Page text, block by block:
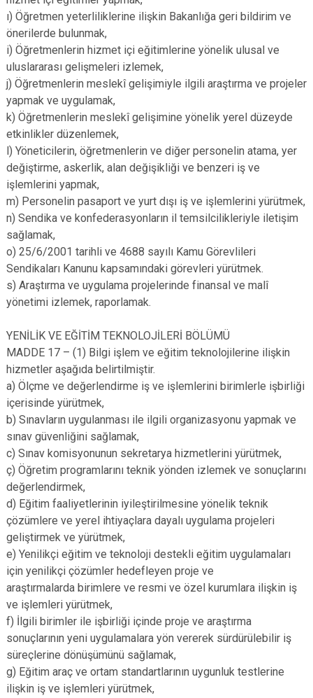
ı) Öğretmen yeterliliklerine ilişkin Bakanlığa geri bildirim ve
önerilerde bulunmak,
i) Öğretmenlerin hizmet içi eğitimlerine yönelik ulusal ve
uluslararası gelişmeleri izlemek,
j) Öğretmenlerin meslekî gelişimiyle ilgili araştırma ve projeler
yapmak ve uygulamak,
k) Öğretmenlerin meslekî gelişimine yönelik yerel düzeyde
etkinlikler düzenlemek,
l) Yöneticilerin, öğretmenlerin ve diğer personelin atama, yer
değiştirme, askerlik, alan değişikliği ve benzeri iş ve
işlemlerini yapmak,
m) Personelin pasaport ve yurt dışı iş ve işlemlerini yürütmek,
n) Sendika ve konfederasyonların il temsilcilikleriyle iletişim
sağlamak,
o) 25/6/2001 tarihli ve 4688 sayılı Kamu Görevlileri
Sendikaları Kanunu kapsamındaki görevleri yürütmek.
s) Araştırma ve uygulama projelerinde finansal ve malî
yönetimi izlemek, raporlamak.
YENİLİK VE EĞİTİM TEKNOLOJİLERİ BÖLÜMÜ
MADDE 17 – (1) Bilgi işlem ve eğitim teknolojilerine ilişkin
hizmetler aşağıda belirtilmiştir.
a) Ölçme ve değerlendirme iş ve işlemlerini birimlerle işbirliği
içerisinde yürütmek,
b) Sınavların uygulanması ile ilgili organizasyonu yapmak ve
sınav güvenliğini sağlamak,
c) Sınav komisyonunun sekretarya hizmetlerini yürütmek,
ç) Öğretim programlarını teknik yönden izlemek ve sonuçlarını
değerlendirmek,
d) Eğitim faaliyetlerinin iyileştirilmesine yönelik teknik
çözümlere ve yerel ihtiyaçlara dayalı uygulama projeleri
geliştirmek ve yürütmek,
e) Yenilikçi eğitim ve teknoloji destekli eğitim uygulamaları
için yenilikçi çözümler hedefleyen proje ve
araştırmalarda birimlere ve resmi ve özel kurumlara ilişkin iş
ve işlemleri yürütmek,
f) İlgili birimler ile işbirliği içinde proje ve araştırma
sonuçlarının yeni uygulamalara yön vererek sürdürülebilir iş
süreçlerine dönüşümünü sağlamak,
g) Eğitim araç ve ortam standartlarının uygunluk testlerine
ilişkin iş ve işlemleri yürütmek,